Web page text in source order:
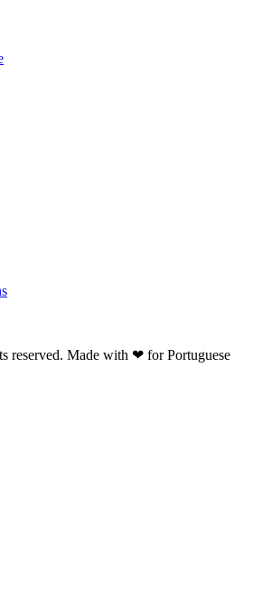
reserved. Made with ❤ for Portuguese